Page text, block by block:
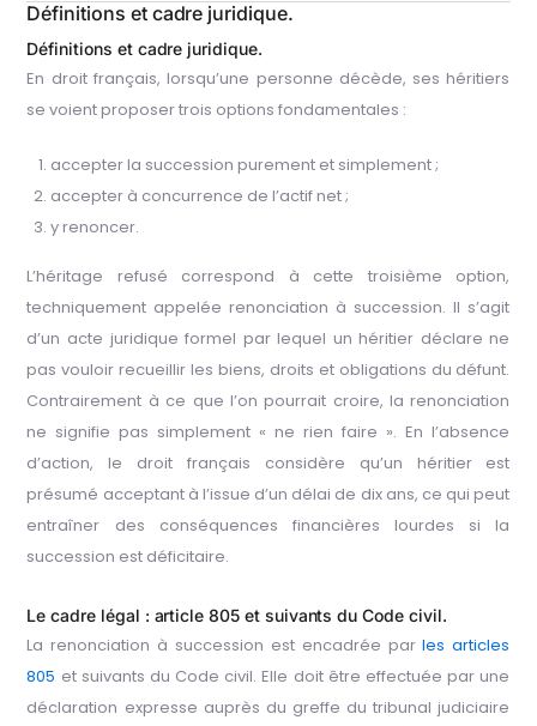
Définitions et cadre juridique.
Définitions et cadre juridique.
En droit français, lorsqu’une personne décède, ses héritiers
se voient proposer trois options fondamentales :
accepter la succession purement et simplement ;
accepter à concurrence de l’actif net ;
y renoncer.
L’héritage refusé correspond à cette troisième option,
techniquement appelée renonciation à succession. Il s’agit
d’un acte juridique formel par lequel un héritier déclare ne
pas vouloir recueillir les biens, droits et obligations du défunt.
Contrairement à ce que l’on pourrait croire, la renonciation
ne signifie pas simplement « ne rien faire ». En l’absence
d’action, le droit français considère qu’un héritier est
présumé acceptant à l’issue d’un délai de dix ans, ce qui peut
entraîner des conséquences financières lourdes si la
succession est déficitaire.
Le cadre légal : article 805 et suivants du Code civil.
La renonciation à succession est encadrée parles articles
805 et suivants du Code civil. Elle doit être effectuée par une
déclaration expresse auprès du greffe du tribunal judiciaire